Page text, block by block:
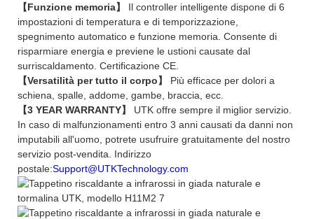
【Funzione memoria】
Il controller intelligente dispone di 6
impostazioni di temperatura e di temporizzazione,
spegnimento automatico e funzione memoria. Consente di
risparmiare energia e previene le ustioni causate dal
surriscaldamento. Certificazione CE.
【Versatilità per tutto il corpo】
Più efficace per dolori a
schiena, spalle, addome, gambe, braccia, ecc.
【3 YEAR WARRANTY】
UTK offre sempre il miglior servizio.
In caso di malfunzionamenti entro 3 anni causati da danni non
imputabili all'uomo, potrete usufruire gratuitamente del nostro
servizio post-vendita. Indirizzo
postale:Support@UTKTechnology.com